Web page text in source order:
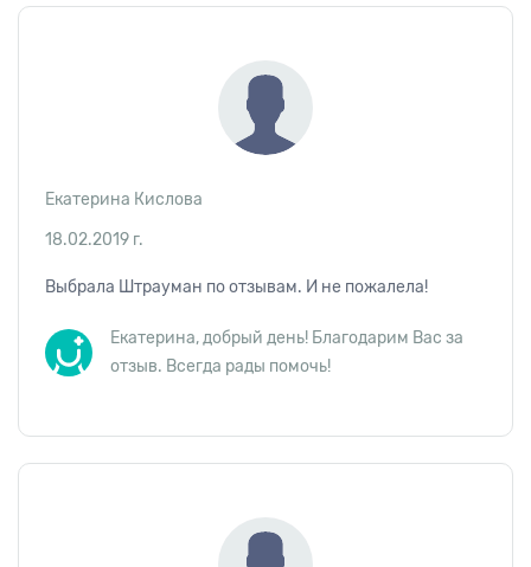
Екатерина Кислова
18.02.2019 г.
Выбрала Штрауман по отзывам. И не пожалела!
Екатерина, добрый день! Благодарим Вас за
отзыв. Всегда рады помочь!